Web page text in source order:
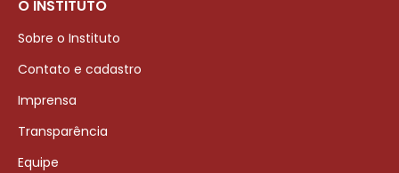
O INSTITUTO
Sobre o Instituto
Contato e cadastro
Imprensa
Transparência
Equipe